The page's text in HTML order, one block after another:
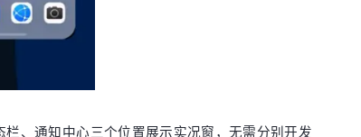
、通知中心三个位置展示实况窗，无需分别开发